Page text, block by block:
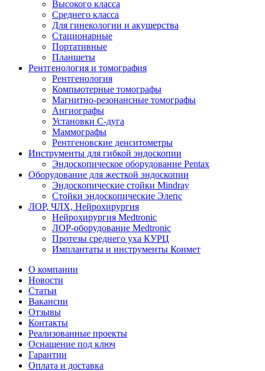
Высокого класса
Среднего класса
Для гинекологии и акушерства
Стационарные
Портативные
Планшеты
Рентгенология и томография
Рентгенология
Компьютерные томографы
Магнитно-резонансные томографы
Ангиографы
Установки С-дуга
Маммографы
Рентгеновские денситометры
Инструменты для гибкой эндоскопии
Эндоскопическое оборудование Pentax
Оборудование для жесткой эндоскопии
Эндоскопические стойки Mindray
Стойки эндоскопические Элепс
ЛОР, ЧЛХ, Нейрохирургия
Нейрохирургия Medtronic
ЛОР-оборудование Medtronic
Протезы среднего уха КУРЦ
Имплантаты и инструменты Конмет
О компании
Новости
Статьи
Вакансии
Отзывы
Контакты
Реализованные проекты
Оснащение под ключ
Гарантии
Оплата и доставка